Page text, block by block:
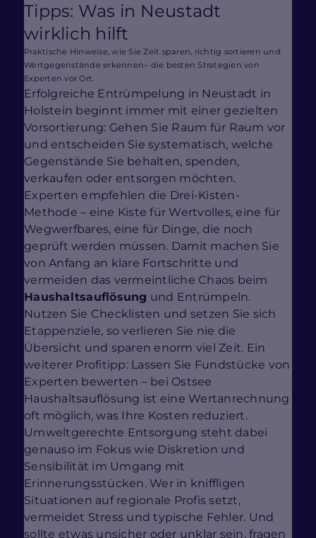
Tipps: Was in Neustadt
wirklich hilft
Praktische Hinweise, wie Sie Zeit sparen, richtig sortieren und
Wertgegenstände erkennen– die besten Strategien von
Experten vor Ort.
Erfolgreiche Entrümpelung in Neustadt in
Holstein beginnt immer mit einer gezielten
Vorsortierung: Gehen Sie Raum für Raum vor
und entscheiden Sie systematisch, welche
Gegenstände Sie behalten, spenden,
verkaufen oder entsorgen möchten.
Experten empfehlen die Drei-Kisten-
Methode – eine Kiste für Wertvolles, eine für
Wegwerfbares, eine für Dinge, die noch
geprüft werden müssen. Damit machen Sie
von Anfang an klare Fortschritte und
vermeiden das vermeintliche Chaos beim
Haushaltsauflösung und Entrümpeln.
Nutzen Sie Checklisten und setzen Sie sich
Etappenziele, so verlieren Sie nie die
Übersicht und sparen enorm viel Zeit. Ein
weiterer Profitipp: Lassen Sie Fundstücke von
Experten bewerten – bei Ostsee
Haushaltsauflösung ist eine Wertanrechnung
oft möglich, was Ihre Kosten reduziert.
Umweltgerechte Entsorgung steht dabei
genauso im Fokus wie Diskretion und
Sensibilität im Umgang mit
Erinnerungsstücken. Wer in kniffligen
Situationen auf regionale Profis setzt,
vermeidet Stress und typische Fehler. Und
sollte etwas unsicher oder unklar sein, fragen